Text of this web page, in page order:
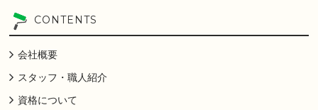
CONTENTS
会社概要
スタッフ・職人紹介
資格について